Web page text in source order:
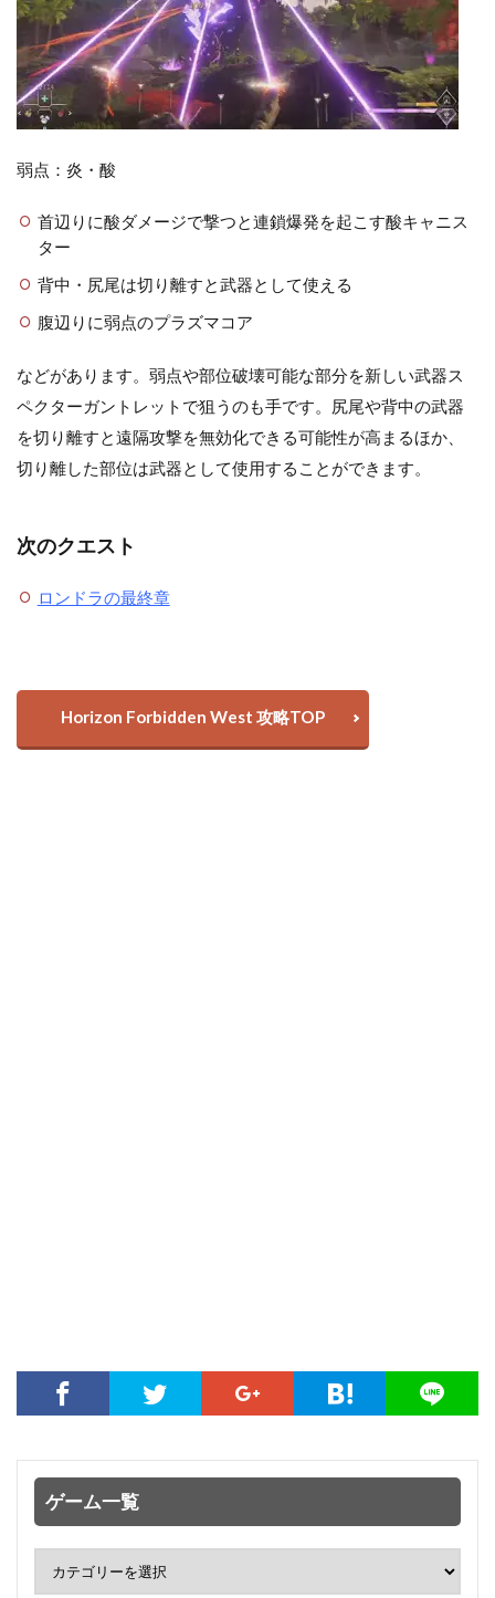
弱点：炎・酸
首辺りに酸ダメージで撃つと連鎖爆発を起こす酸キャニス
ター
背中・尻尾は切り離すと武器として使える
腹辺りに弱点のプラズマコア
などがあります。弱点や部位破壊可能な部分を新しい武器ス
ペクターガントレットで狙うのも手です。尻尾や背中の武器
を切り離すと遠隔攻撃を無効化できる可能性が高まるほか、
切り離した部位は武器として使用することができます。
次のクエスト
ロンドラの最終章
Horizon Forbidden West 攻略TOP
ゲーム一覧